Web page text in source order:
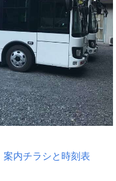
案内チラシと時刻表